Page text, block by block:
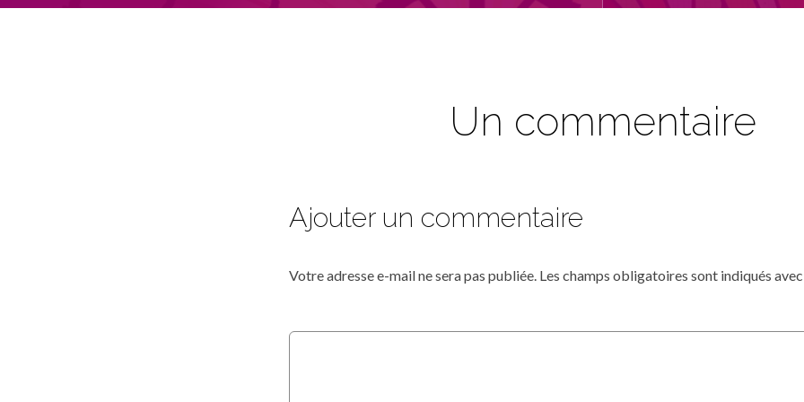
Un commentaire
Ajouter un commentaire
Votre adresse e-mail ne sera pas publiée. Les champs obligatoires sont indiqués